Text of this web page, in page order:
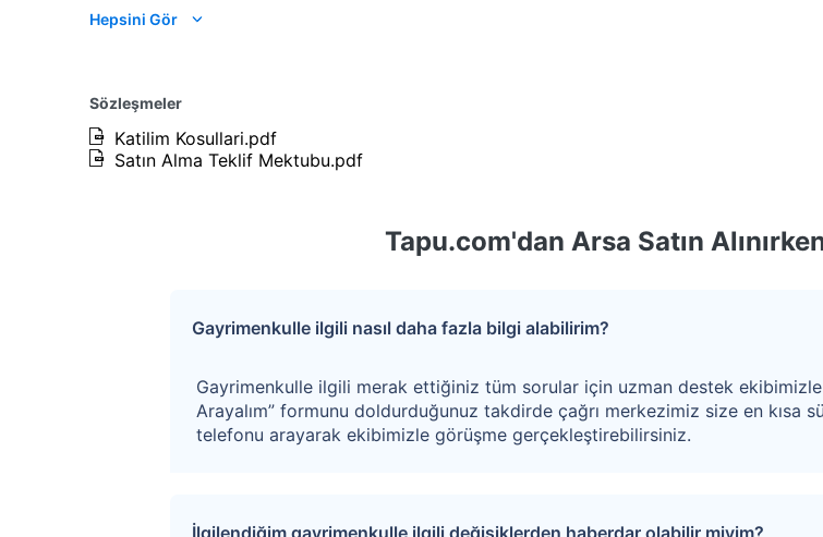
bulunmamaktadır. Mahallinde yapılan incelemelere göre taşınmaz üzerinde herhangi bir
Kazanan teklifin %4+KDV’si oranında hizmet bedeli alınacaktır.
Hepsini Gör
Sözleşmeler
Katilim Kosullari.pdf
Satın Alma Teklif Mektubu.pdf
Tapu.com'dan Arsa Satın
Gayrimenkulle ilgili nasıl daha fazla bilgi alabilirim?
Gayrimenkulle ilgili merak ettiğiniz tüm sorular için uzman destek
Arayalım” formunu doldurduğunuz takdirde çağrı merkezimiz size en kısa
telefonu arayarak ekibimizle görüşme gerçekleştirebilirsiniz.